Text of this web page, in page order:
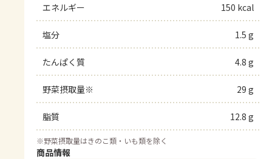
エネルギー
150 kcal
塩分 1.5 g
たんぱく質 4.8 g
野菜摂取量※ 29 g
脂質 12.8 g
※野菜摂取量はきのこ類・いも類を除く
商品情報